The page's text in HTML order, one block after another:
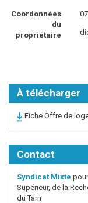
À télécharger
Fiche Offre de
Contact
Syndicat Mixte
Supérieur, de la
du Tarn
Coordonnées
du
propriétaire